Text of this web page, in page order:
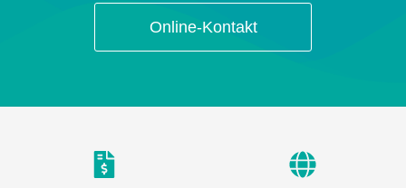
Online-Kontakt